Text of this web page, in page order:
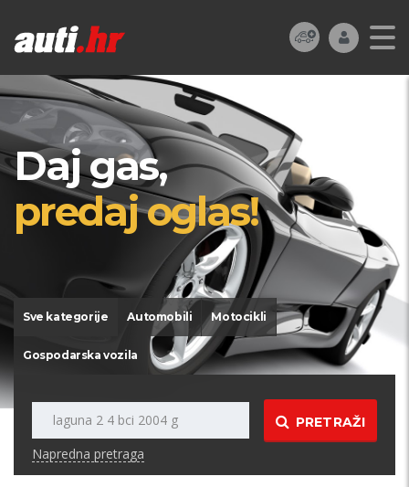
Daj gas,
predaj oglas!
Sve kategorije Automobili Motocikli
Gospodarska vozila
PRETRAŽI
Napredna pretraga